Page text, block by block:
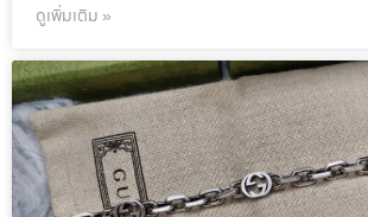
ดูเพิ่มเติม »